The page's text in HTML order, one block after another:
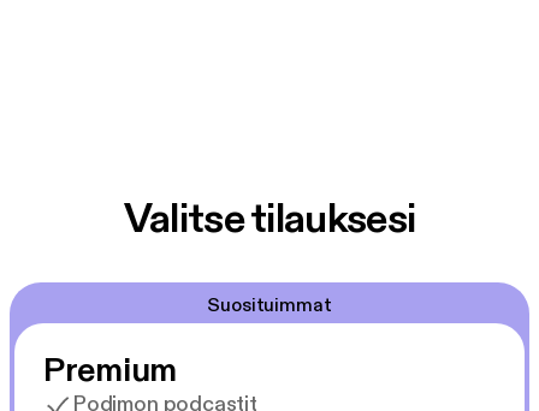
Valitse tilauksesi
Suosituimmat
Premium
Podimon podcastit